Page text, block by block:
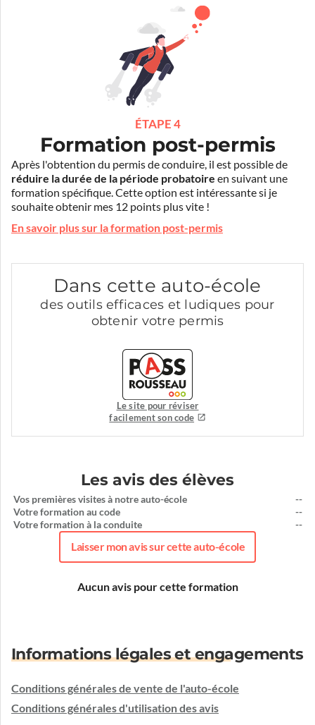
ÉTAPE 4
Formation post-permis
Après l'obtention du permis de conduire, il est possible de
réduire la durée de la période probatoire en suivant une
formation spécifique. Cette option est intéressante si je
souhaite obtenir mes 12 points plus vite !
En savoir plus sur la formation post-permis
Dans cette auto-école
des outils efficaces et ludiques pour
obtenir votre permis
Le site pour réviser
facilement son code
Les avis des élèves
Vos premières visites à notre auto-école
Votre formation au code
Votre formation à la conduite
--
--
--
Laisser mon avis sur cette auto-école
Aucun avis pour cette formation
Informations légales et engagements
Conditions générales de vente de l'auto-école
Conditions générales d'utilisation des avis